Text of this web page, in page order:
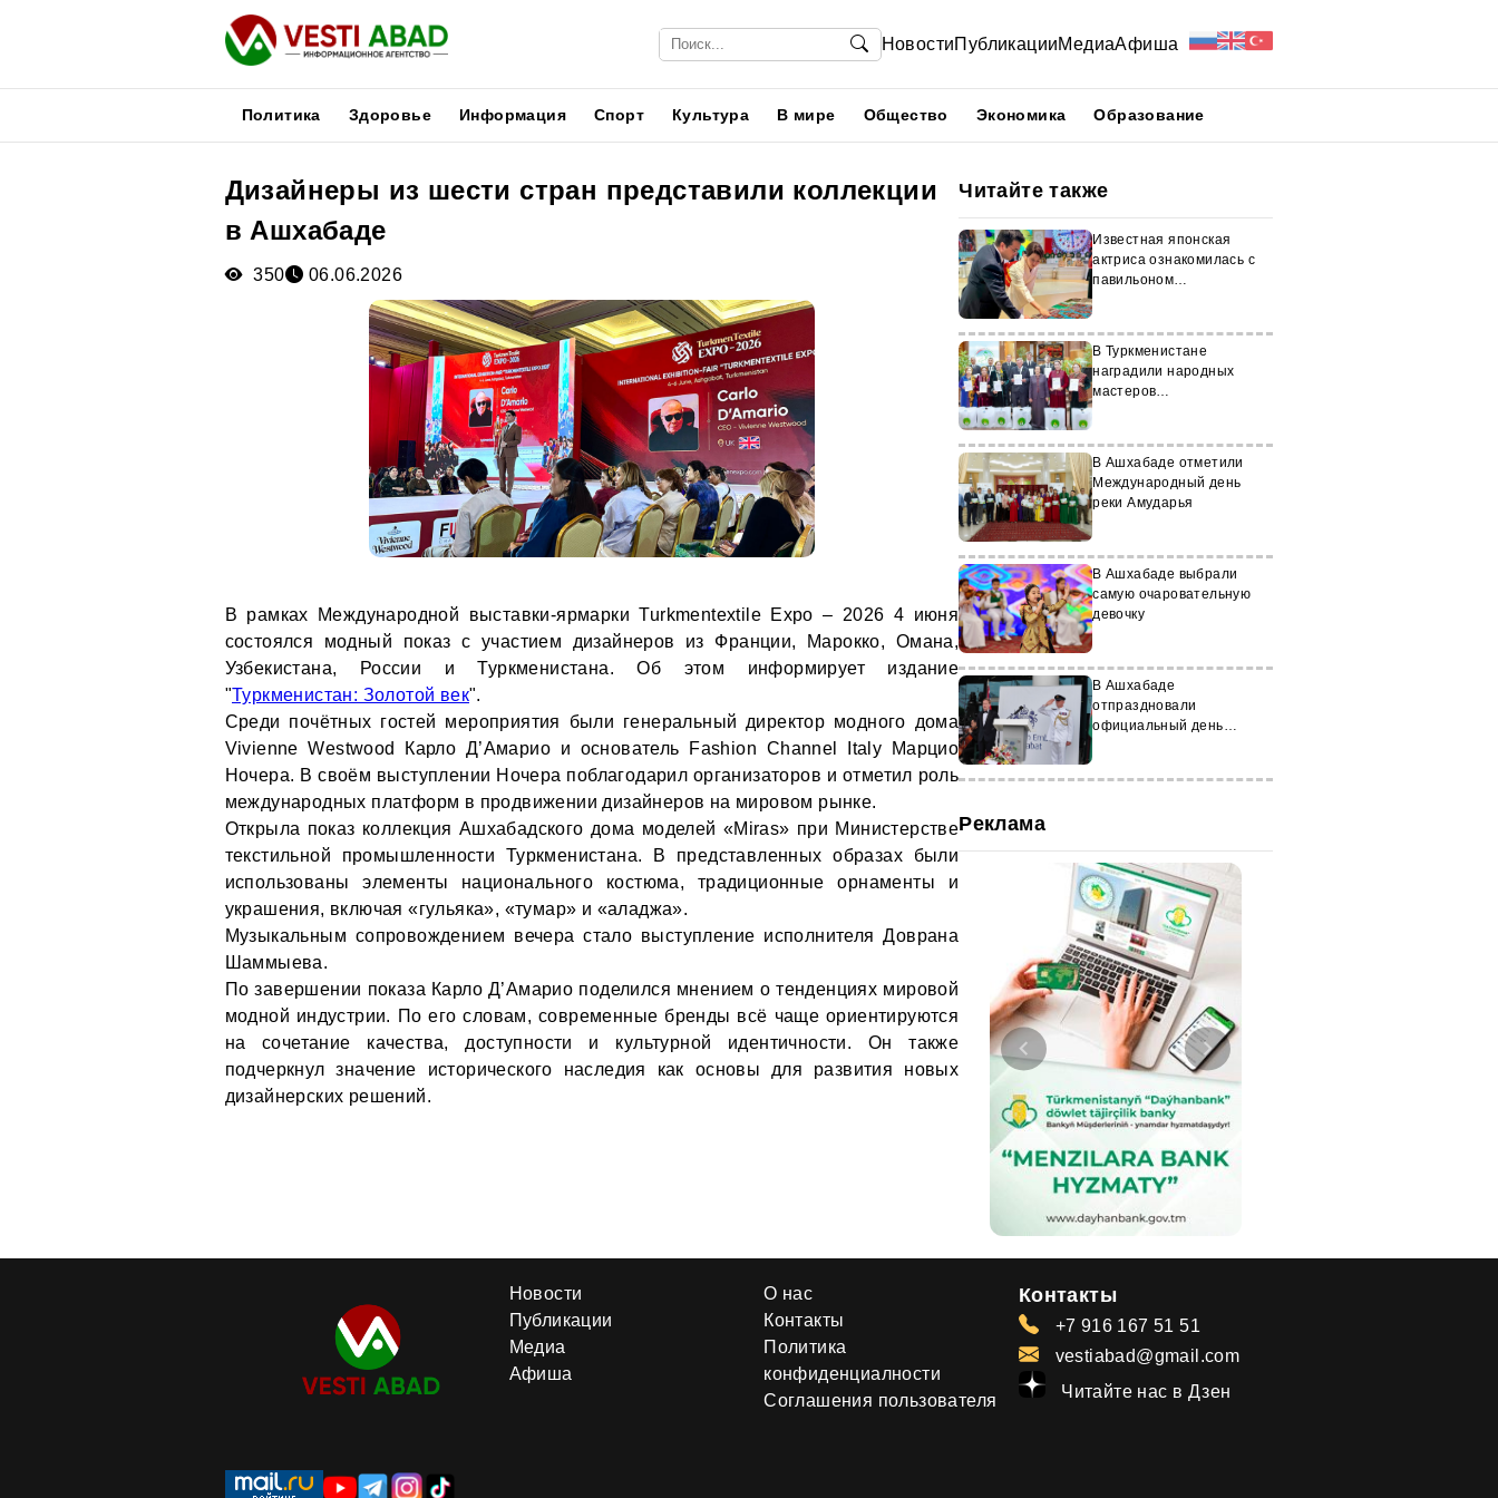
НовостиПубликацииМедиаАфиша
Политика Здоровье Информация Спорт Культура В мире Общество Экономика Образование
Дизайнеры из шести стран представили коллекции
в Ашхабаде
350 06.06.2026
В рамках Международной выставки-ярмарки Turkmentextile Expo – 2026 4 июня
состоялся модный показ с участием дизайнеров из Франции, Марокко, Омана,
Узбекистана, России и Туркменистана. Об этом информирует издание
"Туркменистан: Золотой век".
Среди почётных гостей мероприятия были генеральный директор модного дома
Vivienne Westwood Карло Д’Амарио и основатель Fashion Channel Italy Марцио
Ночера. В своём выступлении Ночера поблагодарил организаторов и отметил роль
международных платформ в продвижении дизайнеров на мировом рынке.
Открыла показ коллекция Ашхабадского дома моделей «Miras» при Министерстве
текстильной промышленности Туркменистана. В представленных образах были
использованы элементы национального костюма, традиционные орнаменты и
украшения, включая «гульяка», «тумар» и «аладжа».
Музыкальным сопровождением вечера стало выступление исполнителя Доврана
Шаммыева.
По завершении показа Карло Д’Амарио поделился мнением о тенденциях мировой
модной индустрии. По его словам, современные бренды всё чаще ориентируются
на сочетание качества, доступности и культурной идентичности. Он также
подчеркнул значение исторического наследия как основы для развития новых
дизайнерских решений.
Читайте также
Известная японская
актриса ознакомилась с
павильоном
В Туркменистане
наградили народных
мастеров
В Ашхабаде отметили
Международный день
реки Амударья
В Ашхабаде выбрали
самую очаровательную
девочку
В Ашхабаде
отпраздновали
официальный день
Реклама
Новости
Публикации
Медиа
Афиша
О нас
Контакты
Политика
конфиденциалности
Соглашения пользователя
Контакты
+7 916 167 51 51
vestiabad@gmail.com
Читайте нас в Дзен